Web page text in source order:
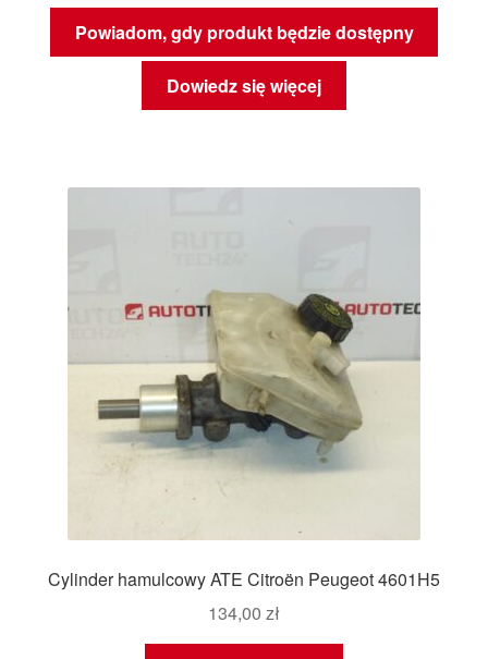
Powiadom, gdy produkt będzie dostępny
Dowiedz się więcej
Cylinder hamulcowy ATE Citroën Peugeot 4601H5
134,00 zł